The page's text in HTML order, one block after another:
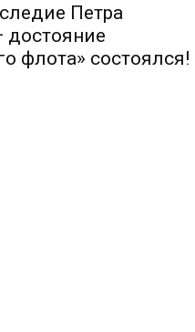
соборПетра
достояние
флота» состоялся!